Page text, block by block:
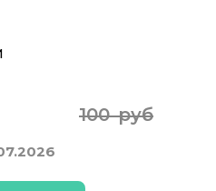
100 руб